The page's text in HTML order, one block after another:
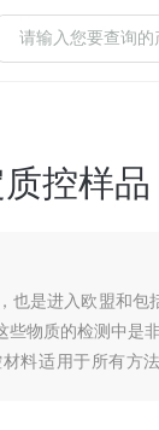
控样品
也是进入欧盟和包
物质的检测中是
料适用于所有方